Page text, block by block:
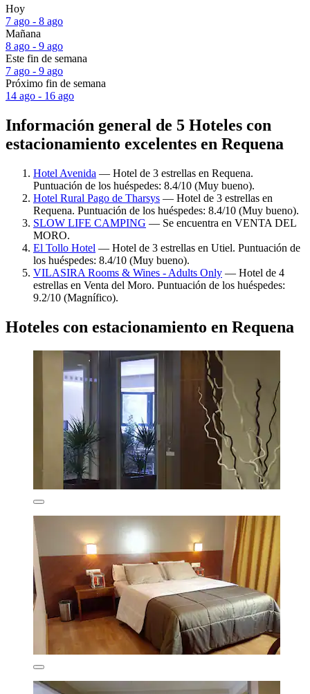
Hoy
7 ago - 8 ago
Mañana
8 ago - 9 ago
Este fin de semana
7 ago - 9 ago
Próximo fin de semana
14 ago - 16 ago
Información general de 5 Hoteles con
estacionamiento excelentes en Requena
Hotel Avenida — Hotel de 3 estrellas en Requena.
Puntuación de los huéspedes: 8.4/10 (Muy bueno).
Hotel Rural Pago de Tharsys — Hotel de 3 estrellas en
Requena. Puntuación de los huéspedes: 8.4/10 (Muy bueno).
SLOW LIFE CAMPING — Se encuentra en VENTA DEL
MORO.
El Tollo Hotel — Hotel de 3 estrellas en Utiel. Puntuación de
los huéspedes: 8.4/10 (Muy bueno).
VILASIRA Rooms & Wines - Adults Only — Hotel de 4
estrellas en Venta del Moro. Puntuación de los huéspedes:
9.2/10 (Magnífico).
Hoteles con estacionamiento en Requena